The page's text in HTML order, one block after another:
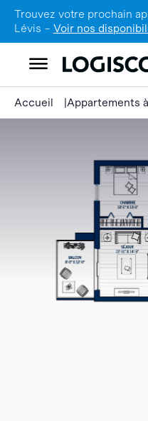
Trouvez votre prochain
Lévis – Voir nos
Accueil Appartements